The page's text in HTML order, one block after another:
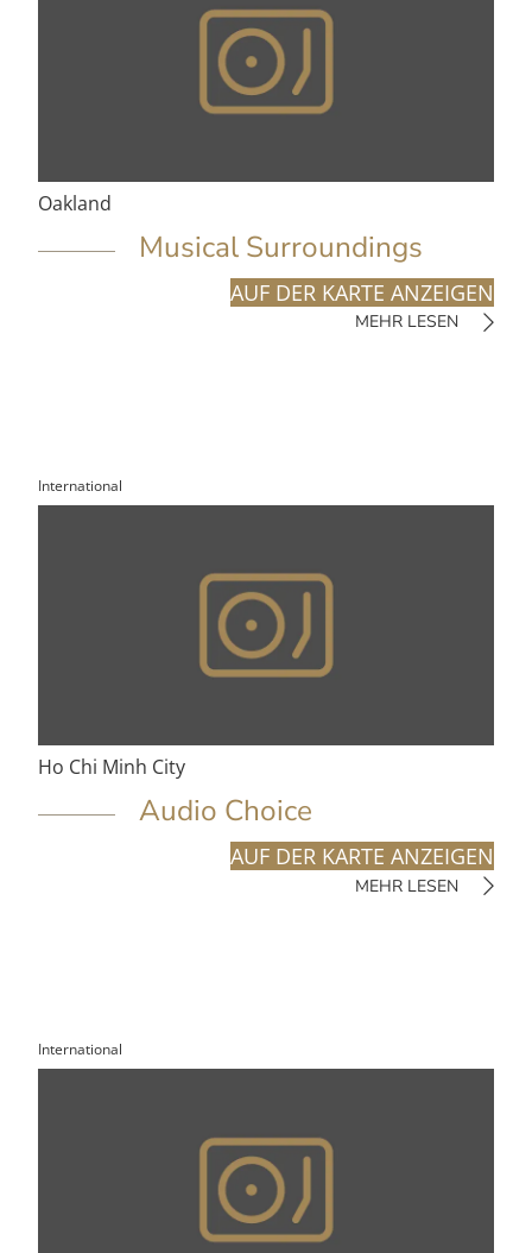
Oakland
Musical Surroundings
AUF DER KARTE ANZEIGEN
MEHR LESEN
International
Ho Chi Minh City
Audio Choice
AUF DER KARTE ANZEIGEN
MEHR LESEN
International